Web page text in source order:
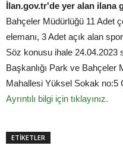
İlan.gov.tr'de yer alan ilana
Bahçeler Müdürlüğü 11 Adet
elemanı, 3 Adet açık alan
Söz konusu ihale 24.04.2023
Başkanlığı Park ve Bahçeler
Mahallesi Yüksel Sokak no:5
Ayrıntılı bilgi için tıklayınız.
ETİKETLER